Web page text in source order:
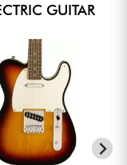
GUITAR